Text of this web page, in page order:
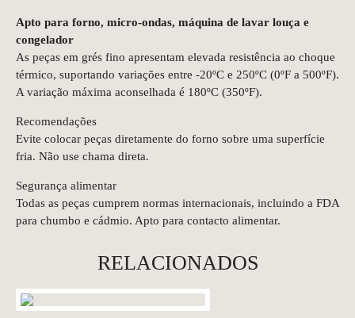
Apto para forno, micro-ondas, máquina de lavar louça e
congelador
As peças em grés fino apresentam elevada resistência ao choque
térmico, suportando variações entre -20ºC e 250ºC (0ºF a 500ºF).
A variação máxima aconselhada é 180ºC (350ºF).
Recomendações
Evite colocar peças diretamente do forno sobre uma superfície
fria. Não use chama direta.
Segurança alimentar
Todas as peças cumprem normas internacionais, incluindo a FDA
para chumbo e cádmio. Apto para contacto alimentar.
RELACIONADOS